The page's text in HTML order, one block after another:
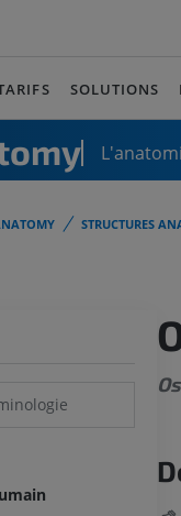
SOLUTIONS
STRUCTURES
Os